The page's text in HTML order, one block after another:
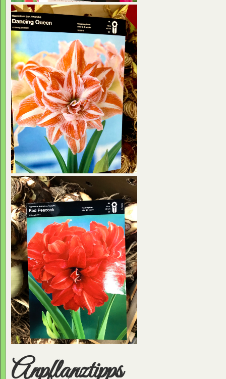
Anpflanztipps